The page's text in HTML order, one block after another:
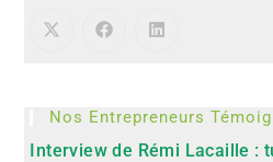
Nos Entrepreneurs
Interview de Rémi Lacaille :